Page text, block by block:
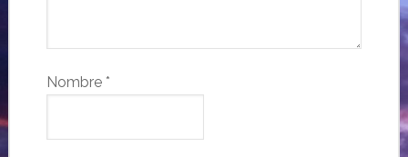
Nombre *